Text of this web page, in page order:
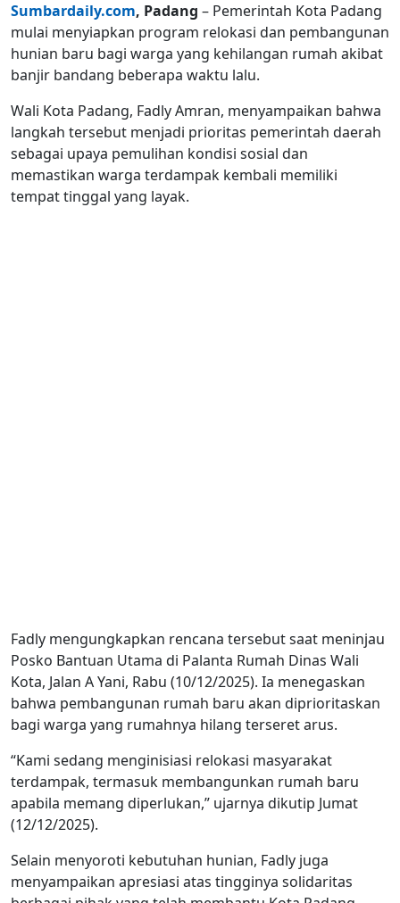
Sumbardaily.com, Padang – Pemerintah Kota Padang
mulai menyiapkan program relokasi dan pembangunan
hunian baru bagi warga yang kehilangan rumah akibat
banjir bandang beberapa waktu lalu.
Wali Kota Padang, Fadly Amran, menyampaikan bahwa
langkah tersebut menjadi prioritas pemerintah daerah
sebagai upaya pemulihan kondisi sosial dan
memastikan warga terdampak kembali memiliki
tempat tinggal yang layak.
Fadly mengungkapkan rencana tersebut saat meninjau
Posko Bantuan Utama di Palanta Rumah Dinas Wali
Kota, Jalan A Yani, Rabu (10/12/2025). Ia menegaskan
bahwa pembangunan rumah baru akan diprioritaskan
bagi warga yang rumahnya hilang terseret arus.
“Kami sedang menginisiasi relokasi masyarakat
terdampak, termasuk membangunkan rumah baru
apabila memang diperlukan,” ujarnya dikutip Jumat
(12/12/2025).
Selain menyoroti kebutuhan hunian, Fadly juga
menyampaikan apresiasi atas tingginya solidaritas